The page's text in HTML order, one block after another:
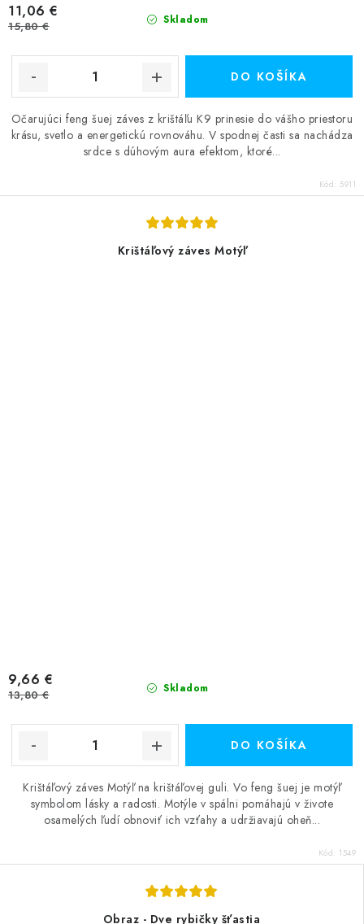
Skladom
11,06 €
15,80 €
DO KOŠÍKA
Očarujúci feng šuej záves z krištáľu K9 prinesie do vášho priestoru
krásu, svetlo a energetickú rovnováhu. V spodnej časti sa nachádza
srdce s dúhovým aura efektom, ktoré...
Kód: 5911
Krištáľový záves Motýľ
Skladom
9,66 €
13,80 €
DO KOŠÍKA
Krištáľový záves Motýľ na krištáľovej guli. Vo feng šuej je motýľ
symbolom lásky a radosti. Motýle v spálni pomáhajú v živote
osamelých ľudí obnoviť ich vzťahy a udržiavajú oheň...
Kód: 1549
Obraz - Dve rybičky šťastia